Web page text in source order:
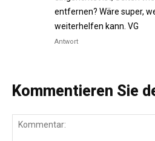
entfernen? Wäre super,
weiterhelfen kann. VG
Antwort
Kommentieren Sie